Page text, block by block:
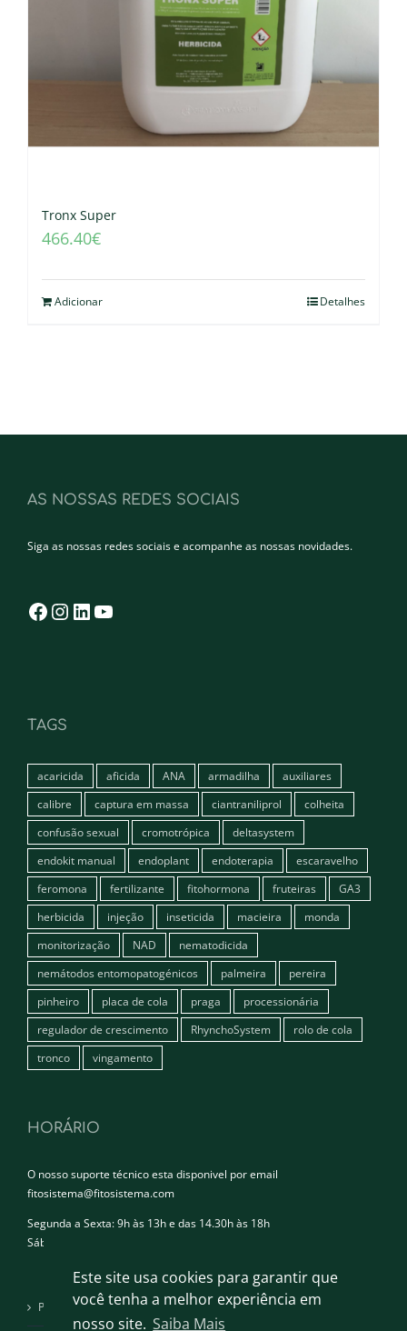
Este site usa cookies para garantir que
você tenha a melhor experiência em
nosso site. Saiba Mais
Tronx Super
466.40€
Adicionar Detalhes
AS NOSSAS REDES SOCIAIS
Siga as nossas redes sociais e acompanhe as nossas novidades.
Facebook
Instagram
LinkedIn
TAGS
acaricida aficida ANA armadilha
auxiliares
calibre
captura em massa ciantraniliprol
colheita
confusão sexual
cromotrópica
deltasystem
endokit manual
endoplant endoterapia
escaravelho
feromona
fertilizante fitohormona fruteiras
GA3
herbicida
injeção inseticida macieira
monda
monitorização
NAD
nematodicida
nemátodos entomopatogénicos
palmeira
pereira
pinheiro
placa de cola praga
processionária
regulador de crescimento
RhynchoSystem
rolo de cola
tronco
vingamento
HORÁRIO
O nosso suporte técnico esta disponivel por email
fitosistema@fitosistema.com
Segunda a Sexta: 9h às 13h e das 14.30h às 18h
Sábado e Domingo: Encerrado
Política de privacidade